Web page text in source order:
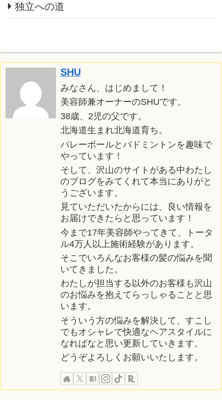
独立への道
SHU
みなさん、はじめまして！
美容師兼オーナーのSHUです。
38歳、2児の父です。
北海道生まれ北海道育ち。
バレーボールとバドミントンを趣味で
やっています！
そして、沢山のサイトがある中わたし
のブログをみてくれて本当にありがと
うございます。
見ていただいたからには、良い情報を
お届けできたらと思っています！
今まで17年美容師やってきて、トータ
ル4万人以上施術経験があります。
そこでいろんなお客様の髪の悩みを聞
いてきました。
わたしが担当する以外のお客様も沢山
のお悩みを抱えてらっしゃることと思
います。
そういう方の悩みを解決して、すこし
でもオシャレで快適なヘアスタイルに
なればなと思い更新していきます。
どうぞよろしくお願いいたします。